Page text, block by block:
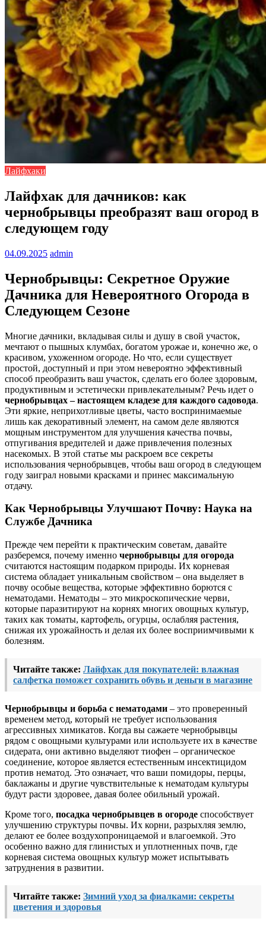
Лайфхаки
Лайфхак для дачников: как
чернобрывцы преобразят ваш огород в
следующем году
04.09.2025 admin
Чернобрывцы: Секретное Оружие
Дачника для Невероятного Огорода в
Следующем Сезоне
Многие дачники, вкладывая силы и душу в свой участок,
мечтают о пышных клумбах, богатом урожае и, конечно же, о
красивом, ухоженном огороде. Но что, если существует
простой, доступный и при этом невероятно эффективный
способ преобразить ваш участок, сделать его более здоровым,
продуктивным и эстетически привлекательным? Речь идет о
чернобрывцах – настоящем кладезе для каждого садовода.
Эти яркие, неприхотливые цветы, часто воспринимаемые
лишь как декоративный элемент, на самом деле являются
мощным инструментом для улучшения качества почвы,
отпугивания вредителей и даже привлечения полезных
насекомых. В этой статье мы раскроем все секреты
использования чернобрывцев, чтобы ваш огород в следующем
году заиграл новыми красками и принес максимальную
отдачу.
Как Чернобрывцы Улучшают Почву: Наука на
Службе Дачника
Прежде чем перейти к практическим советам, давайте
разберемся, почему именно чернобрывцы для огорода
считаются настоящим подарком природы. Их корневая
система обладает уникальным свойством – она выделяет в
почву особые вещества, которые эффективно борются с
нематодами. Нематоды – это микроскопические черви,
которые паразитируют на корнях многих овощных культур,
таких как томаты, картофель, огурцы, ослабляя растения,
снижая их урожайность и делая их более восприимчивыми к
болезням.
Читайте также: Лайфхак для покупателей: влажная
салфетка поможет сохранить обувь и деньги в магазине
Чернобрывцы и борьба с нематодами – это проверенный
временем метод, который не требует использования
агрессивных химикатов. Когда вы сажаете чернобрывцы
рядом с овощными культурами или используете их в качестве
сидерата, они активно выделяют тиофен – органическое
соединение, которое является естественным инсектицидом
против нематод. Это означает, что ваши помидоры, перцы,
баклажаны и другие чувствительные к нематодам культуры
будут расти здоровее, давая более обильный урожай.
Кроме того, посадка чернобрывцев в огороде способствует
улучшению структуры почвы. Их корни, разрыхляя землю,
делают ее более воздухопроницаемой и влагоемкой. Это
особенно важно для глинистых и уплотненных почв, где
корневая система овощных культур может испытывать
затруднения в развитии.
Читайте также: Зимний уход за фиалками: секреты
цветения и здоровья